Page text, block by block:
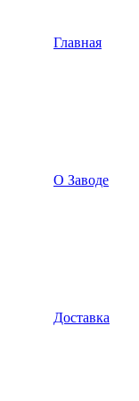
Главная
О Заводе
Доставка